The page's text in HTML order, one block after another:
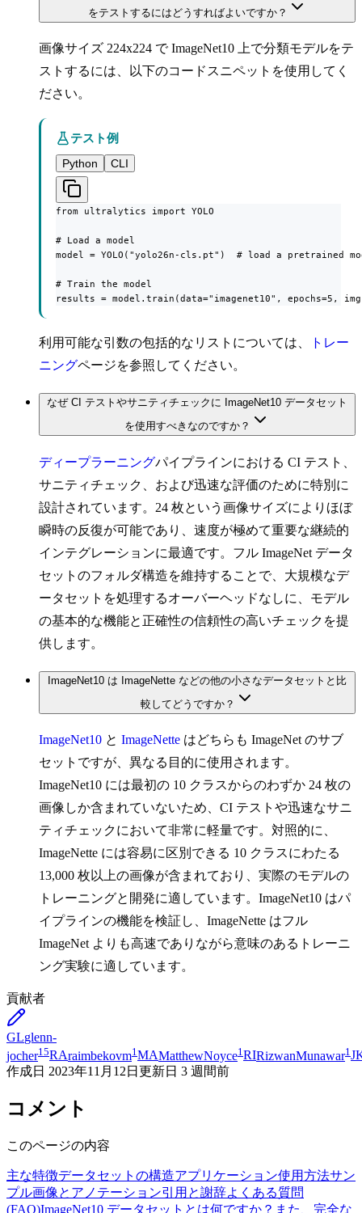
をテストするにはどうすればよいですか？
画像サイズ 224x224 で ImageNet10 上で分類モデルをテ
ストするには、以下のコードスニペットを使用してく
ださい。
テスト例
Python
CLI
from ultralytics import YOLO
# Load a model
model = YOLO("yolo26n-cls.pt")  # load a pretrained
# Train the model
results = model.train(data="imagenet10", epochs=5,
利用可能な引数の包括的なリストについては、
トレー
ニングページを参照してください。
なぜ CI テストやサニティチェックに ImageNet10 データセット
を使用すべきなのですか？
ディープラーニングパイプラインにおける CI テスト、
サニティチェック、および迅速な評価のために特別に
設計されています。24 枚という画像サイズによりほぼ
瞬時の反復が可能であり、速度が極めて重要な継続的
インテグレーションに最適です。フル ImageNet データ
セットのフォルダ構造を維持することで、大規模なデ
ータセットを処理するオーバーヘッドなしに、モデル
の基本的な機能と正確性の信頼性の高いチェックを提
供します。
ImageNet10 は ImageNette などの他の小さなデータセットと比
較してどうですか？
ImageNet10 と ImageNette はどちらも ImageNet のサブ
セットですが、異なる目的に使用されます。
ImageNet10 には最初の 10 クラスからのわずか 24 枚の
画像しか含まれていないため、CI テストや迅速なサニ
ティチェックにおいて非常に軽量です。対照的に、
ImageNette には容易に区別できる 10 クラスにわたる
13,000 枚以上の画像が含まれており、実際のモデルの
トレーニングと開発に適しています。ImageNet10 はパ
イプラインの機能を検証し、ImageNette はフル
ImageNet よりも高速でありながら意味のあるトレーニ
ング実験に適しています。
貢献者
GLglenn-
jocher15RAraimbekovm1 MAMatthewNoyce1 RIRizwanMunawar1
作成日 2023年11月12日 更新日 3 週間前
コメント
このページの内容
主な特徴データセットの構造アプリケーション使用方法サン
プル画像とアノテーション引用と謝辞よくある質問
(FAQ)ImageNet10 データセットとは何ですか？また、完全な